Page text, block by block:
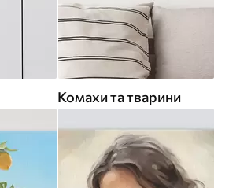
Комахи та тварини